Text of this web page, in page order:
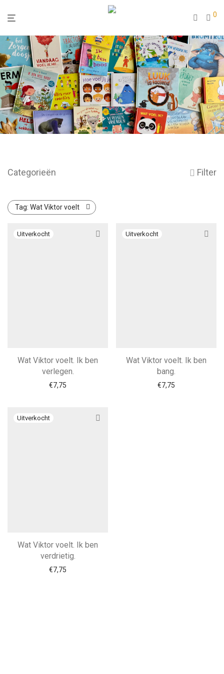
0
Categorieën Filter
Tag: Wat Viktor voelt
Wat Viktor voelt. Ik ben
verlegen.
€7,75
Wat Viktor voelt. Ik ben
bang.
€7,75
Wat Viktor voelt. Ik ben
verdrietig.
€7,75